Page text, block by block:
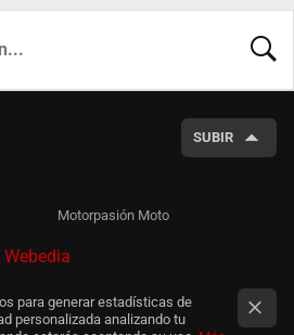
SUBIR
Motorpasión Moto
para generar estadísticas de
personalizada analizando tu